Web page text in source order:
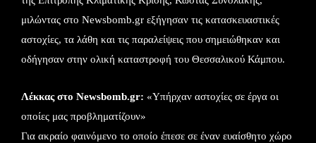
μιλώντας στο Newsbomb.gr εξήγησαν τις κατασκευαστικές
αστοχίες, τα λάθη και τις παραλείψεις που σημειώθηκαν και
οδήγησαν στην ολική καταστροφή του Θεσσαλικού Κάμπου.
Λέκκας στο Newsbomb.gr: «Υπήρχαν αστοχίες σε έργα οι
οποίες μας προβληματίζουν»
Για ακραίο φαινόμενο το οποίο έπεσε σε έναν ευαίσθητο χώρο